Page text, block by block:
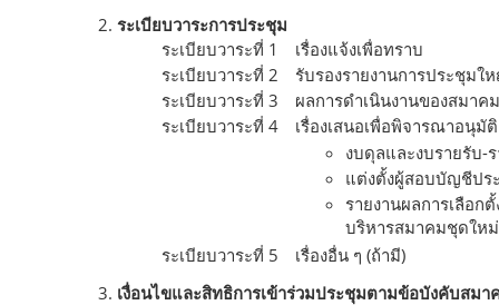
ระเบียบวาระการประชุม
ระเบียบวาระที่ 1
เรื่องแจ้งเพื่อทราบ
ระเบียบวาระที่ 2
รับรองรายงานการประชุม
ระเบียบวาระที่ 3
ผลการดำเนินงานของสมาค
ระเบียบวาระที่ 4
เรื่องเสนอเพื่อพิจารณาอนุมัติ
งบดุลและงบรายรับ-
แต่งตั้งผู้สอบบัญชีปร
รายงานผลการเลือก
บริหารสมาคมชุดใหม่
ระเบียบวาระที่ 5
เรื่องอื่น ๆ (ถ้ามี)
เงื่อนไขและสิทธิการเข้าร่วมประชุมตามข้อบังคับสมา